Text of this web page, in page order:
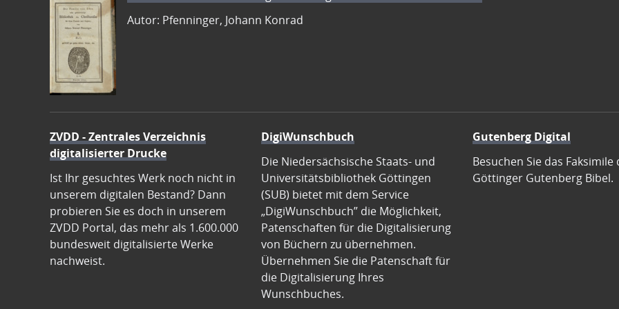
Autor: Pfenninger, Johann Konrad
ZVDD - Zentrales Verzeichnis
digitalisierter Drucke
Ist Ihr gesuchtes Werk noch nicht in
unserem digitalen Bestand? Dann
probieren Sie es doch in unserem
ZVDD Portal, das mehr als 1.600.000
bundesweit digitalisierte Werke
nachweist.
DigiWunschbuch
Die Niedersächsische Staats- und
Universitätsbibliothek Göttingen
(SUB) bietet mit dem Service
„DigiWunschbuch” die Möglichkeit,
Patenschaften für die Digitalisierung
von Büchern zu übernehmen.
Übernehmen Sie die Patenschaft für
die Digitalisierung Ihres
Wunschbuches.
Gutenberg Digital
Besuchen Sie das Faksimile
Göttinger Gutenberg Bibel.